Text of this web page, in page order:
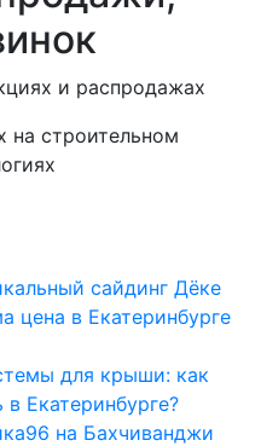
и распродажах
на строительном
сайдинг Дёке
цена в Екатеринбурге
для крыши: как
Екатеринбурге?
на Бахчиванджи